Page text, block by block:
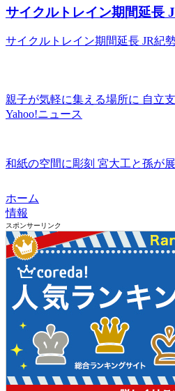
サイクルトレイン期間延長
サイクルトレイン期間延長 JR紀
親子が気軽に集える場所に 自立
Yahoo!ニュース
和紙の空間に彫刻 宮大工と孫が
ホーム
情報
スポンサーリンク